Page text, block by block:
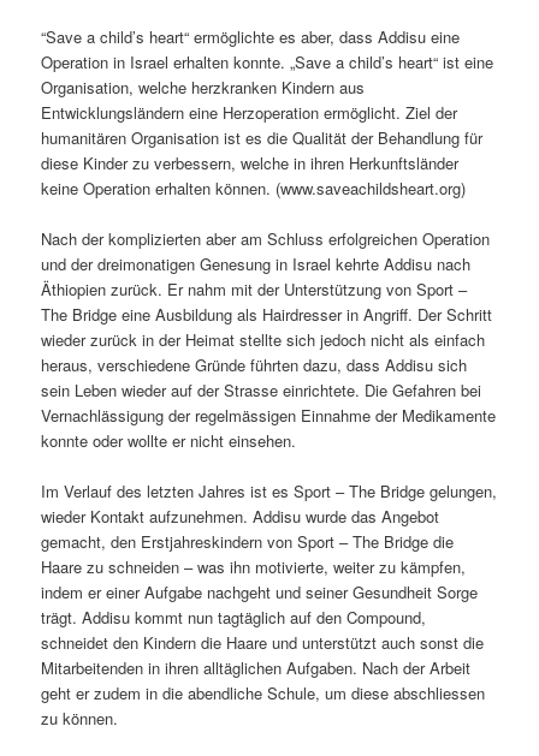
“Save a child’s heart“ ermöglichte es aber, dass Addisu eine
Operation in Israel erhalten konnte. „Save a child’s heart“ ist eine
Organisation, welche herzkranken Kindern aus
Entwicklungsländern eine Herzoperation ermöglicht. Ziel der
humanitären Organisation ist es die Qualität der Behandlung für
diese Kinder zu verbessern, welche in ihren Herkunftsländer
keine Operation erhalten können. (www.saveachildsheart.org)
Nach der komplizierten aber am Schluss erfolgreichen Operation
und der dreimonatigen Genesung in Israel kehrte Addisu nach
Äthiopien zurück. Er nahm mit der Unterstützung von Sport –
The Bridge eine Ausbildung als Hairdresser in Angriff. Der Schritt
wieder zurück in der Heimat stellte sich jedoch nicht als einfach
heraus, verschiedene Gründe führten dazu, dass Addisu sich
sein Leben wieder auf der Strasse einrichtete. Die Gefahren bei
Vernachlässigung der regelmässigen Einnahme der Medikamente
konnte oder wollte er nicht einsehen.
Im Verlauf des letzten Jahres ist es Sport – The Bridge gelungen,
wieder Kontakt aufzunehmen. Addisu wurde das Angebot
gemacht, den Erstjahreskindern von Sport – The Bridge die
Haare zu schneiden – was ihn motivierte, weiter zu kämpfen,
indem er einer Aufgabe nachgeht und seiner Gesundheit Sorge
trägt. Addisu kommt nun tagtäglich auf den Compound,
schneidet den Kindern die Haare und unterstützt auch sonst die
Mitarbeitenden in ihren alltäglichen Aufgaben. Nach der Arbeit
geht er zudem in die abendliche Schule, um diese abschliessen
zu können.